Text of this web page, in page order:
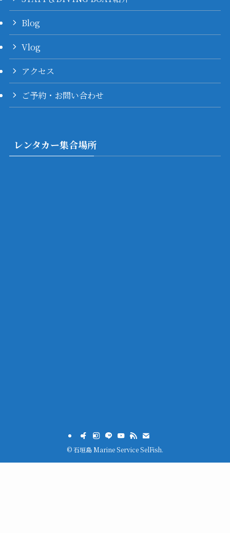
Blog
Vlog
アクセス
ご予約・お問い合わせ
レンタカー集合場所
©石垣島 Marine Service SelFish.